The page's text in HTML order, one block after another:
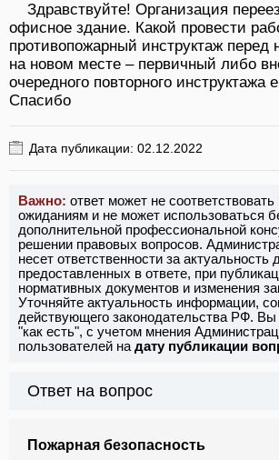
Здравствуйте! Организация
офисное здание. Какой провести
противопожарный инструктаж перед
на новом месте – первичный либо
очередного повторного инструктажа
Спасибо
Дата публикации: 02.12.2022
Важно: ответ может не
ожиданиям и не может использоваться
дополнительной профессиональной
решении правовых вопросов.
несет ответственности за актуальность
предоставленных в ответе, при
нормативных документов и изменения
Уточняйте актуальность информации,
действующего законодательства РФ. Вы
"как есть", с учетом мнения
пользователей на дату публикации
Ответ на вопрос
Пожарная безопасность